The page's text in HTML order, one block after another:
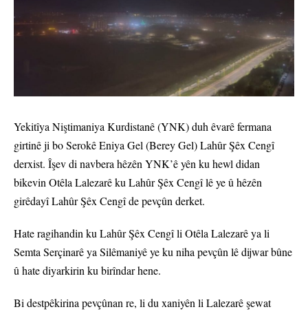
Yekitîya Niştimaniya Kurdistanê (YNK) duh êvarê fermana
girtinê ji bo Serokê Eniya Gel (Berey Gel) Lahûr Şêx Cengî
derxist. Îşev di navbera hêzên YNK’ê yên ku hewl didan
bikevin Otêla Lalezarê ku Lahûr Şêx Cengî lê ye û hêzên
girêdayî Lahûr Şêx Cengî de pevçûn derket.
Hate ragihandin ku Lahûr Şêx Cengî li Otêla Lalezarê ya li
Semta Serçinarê ya Silêmaniyê ye ku niha pevçûn lê dijwar bûne
û hate diyarkirin ku birîndar hene.
Bi destpêkirina pevçûnan re, li du xaniyên li Lalezarê şewat